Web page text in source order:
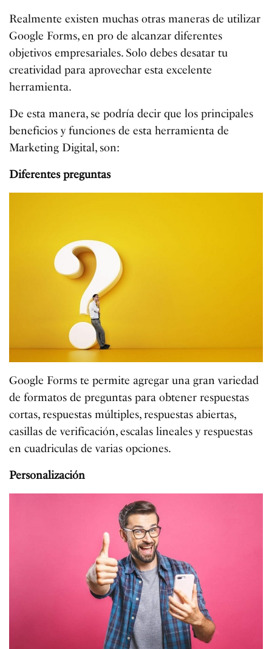
Realmente existen muchas otras maneras de utilizar
Google Forms, en pro de alcanzar diferentes
objetivos empresariales. Solo debes desatar tu
creatividad para aprovechar esta excelente
herramienta.
De esta manera, se podría decir que los principales
beneficios y funciones de esta herramienta de
Marketing Digital, son:
Diferentes preguntas
Google Forms te permite agregar una gran variedad
de formatos de preguntas para obtener respuestas
cortas, respuestas múltiples, respuestas abiertas,
casillas de verificación, escalas lineales y respuestas
en cuadriculas de varias opciones.
Personalización